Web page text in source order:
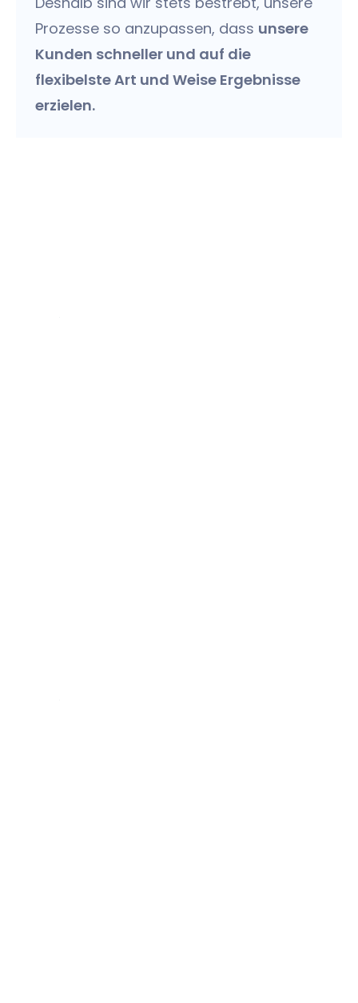
Prozesse so anzupassen, dass unsere
Kunden schneller und auf die
flexibelste Art und Weise Ergebnisse
erzielen.